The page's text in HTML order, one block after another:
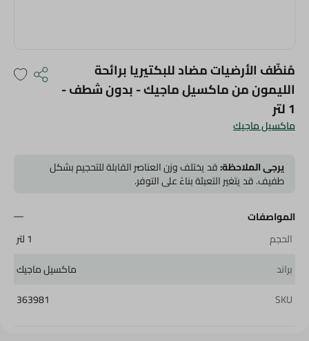
ماكسيل ماجيك
مُنظّف الأرضيات مضاد للبكتيريا برائحة
الليمون من ماكسيل ماجيك - بدون شطف -
1 لتر
يرجى الملاحظة:قد يختلف وزن العناصر القابلة للتحجيم بشكل
طفيف. قد يتغير التعبئة بناءً على التوفر.
المواصفات
الحجم
1 لتر
براند
ماكسيل ماجيك
SKU
363981